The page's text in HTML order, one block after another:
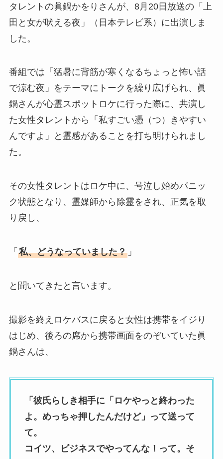
タレントの眞鍋かをりさんが、8月20日放送の「上
田と女が吠える夜」（日本テレビ系）に出演しま
した。
番組では「猛暑に背筋が寒くなるちょっと怖い話
で涼む夜」をテーマにトークを繰り広げられ、眞
鍋さんが心霊スポットロケに行った際に、共演し
た女性タレントから「私すごい憑（つ）きやすい
んですよ」と霊感があることを打ち明けられまし
た。
その女性タレントはロケ中に、号泣し始めパニッ
ク状態となり、霊媒師から除霊をされ、正気を取
り戻し、
「 私、どうなっていました？」
と聞いてきたと言います。
撮影を終えロケバスに戻ると女性は携帯をイジり
はじめ、後ろの席から携帯画面をのぞいていた眞
鍋さんは、
「彼氏らしき相手に「ロケやっと終わった
よ。めっちゃ押したんだけど」って送って
て。
コイツ、ビジネスでやってんな！って。そ